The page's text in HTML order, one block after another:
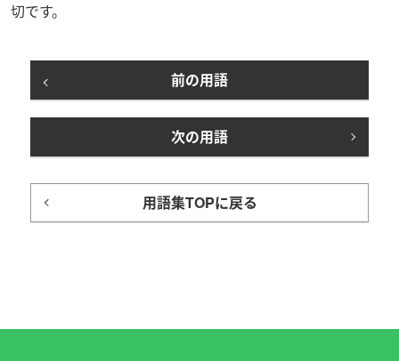
切です。
前の用語
次の用語
用語集TOPに戻る